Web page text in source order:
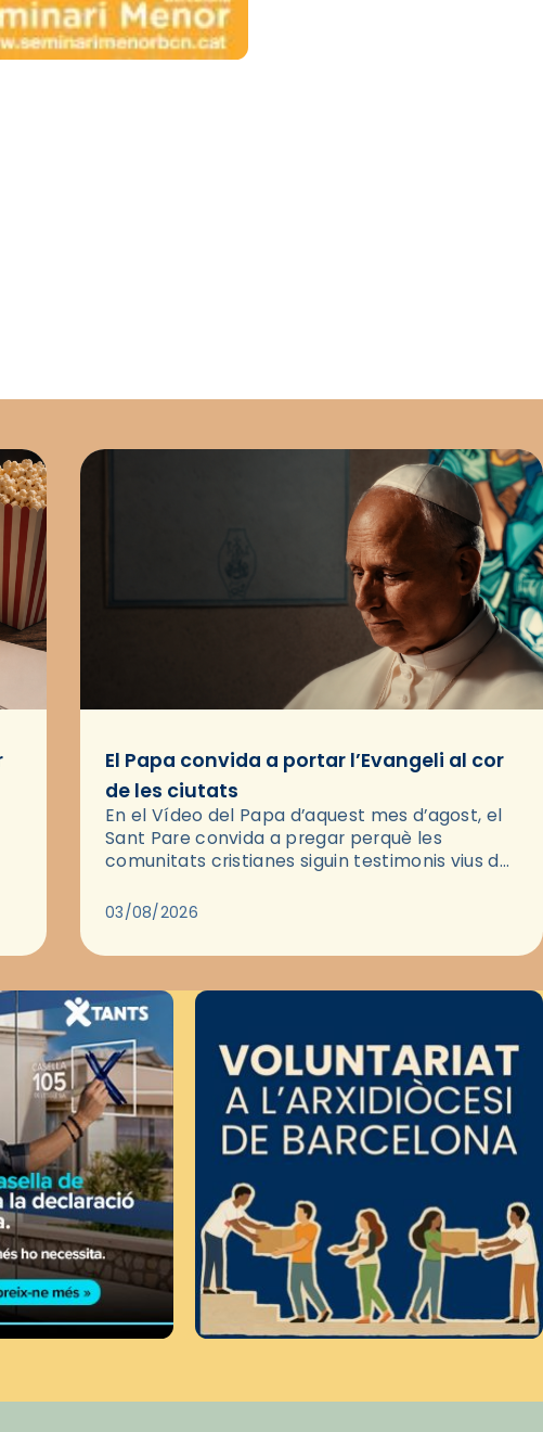
El Papa convida a portar l’Evangeli al cor
de les ciutats
En el Vídeo del Papa d’aquest mes d’agost, el
Sant Pare convida a pregar perquè les
comunitats cristianes siguin testimonis vius de
pregària, el…
03/08/2026